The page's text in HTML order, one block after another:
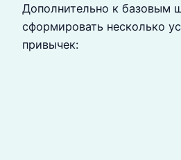
Дополнительно к базовым
сформировать несколько
привычек: